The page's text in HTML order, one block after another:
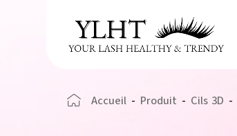
Accueil - Produit - Cils 3D -